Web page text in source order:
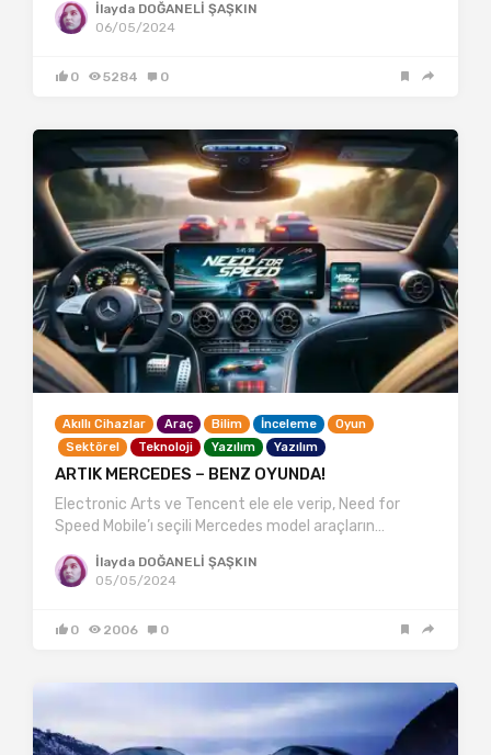
İlayda DOĞANELİ ŞAŞKIN
06/05/2024
0 5284 0
Akıllı Cihazlar Araç Bilim İnceleme
Oyun
Sektörel
Teknoloji Yazılım Yazılım
ARTIK MERCEDES – BENZ OYUNDA!
Electronic Arts ve Tencent ele ele verip, Need for
Speed Mobile’ı seçili Mercedes model araçların…
İlayda DOĞANELİ ŞAŞKIN
05/05/2024
0 2006 0